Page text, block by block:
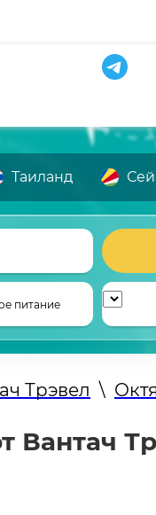
Таиланд
питание
Трэвел \
Вантач